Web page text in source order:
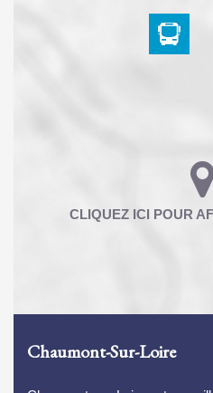
Chaumont-Sur-Loire